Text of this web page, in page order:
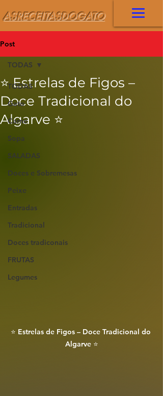
ASRECEITASDOGATO
Post
TODAS
Gato
Carne
Sopa
SALADAS
Doces e Sobremesas
Peixe
Entradas
Tradicional
Doces tradiconais
FRUTAS
Legumes
TODAS
⭐️ Estrelas de Figos –
Doce Tradicional do
Algarve ⭐️
⭐️ Estrelas de Figos – Doce Tradicional do
Algarve ⭐️